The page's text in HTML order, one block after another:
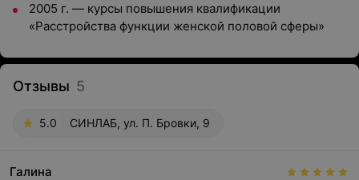
2005 г. — курсы повышения квалификации
«Расстройства функции женской половой сферы»
Отзывы 5
5.0 СИНЛАБ, ул. П. Бровки, 9
Галина